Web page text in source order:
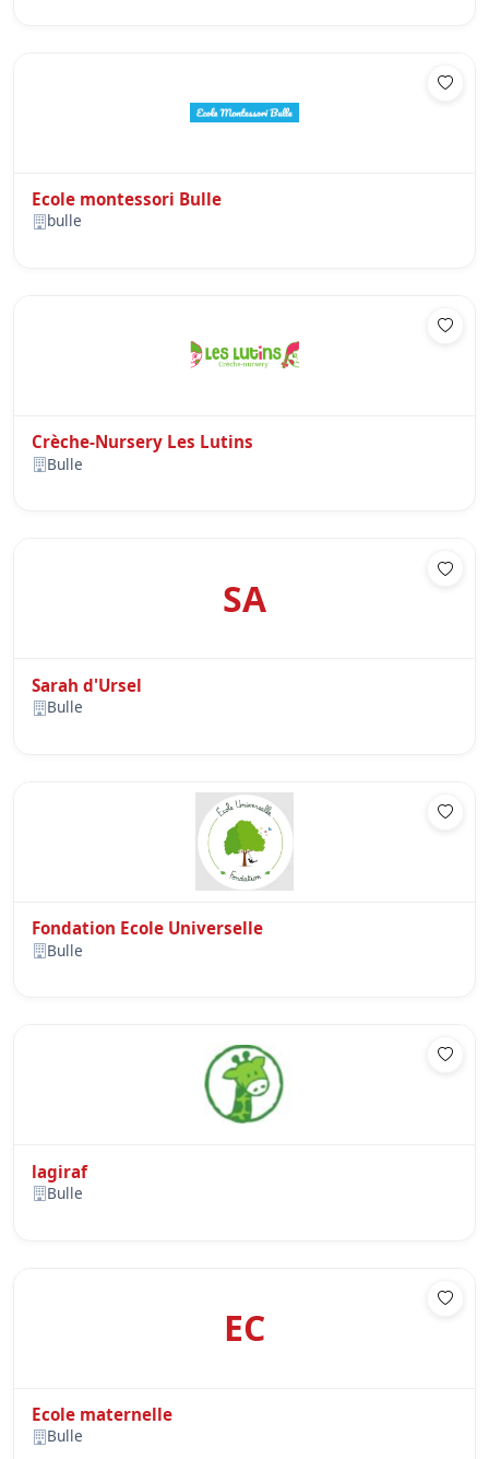
Ecole montessori Bulle
bulle
Crèche-Nursery Les Lutins
Bulle
SA
Sarah d'Ursel
Bulle
Fondation Ecole Universelle
Bulle
lagiraf
Bulle
EC
Ecole maternelle
Bulle